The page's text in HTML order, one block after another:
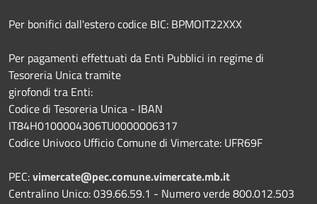
Per bonifici dall'estero codice BIC: BPMOIT22XXX
Per pagamenti effettuati da Enti Pubblici in regime di
Tesoreria Unica tramite
girofondi tra Enti:
Codice di Tesoreria Unica - IBAN
IT84H0100004306TU0000006317
Codice Univoco Ufficio Comune di Vimercate: UFR69F
PEC:vimercate@pec.comune.vimercate.mb.it
Centralino Unico: 039.66.59.1 - Numero verde 800.012.503